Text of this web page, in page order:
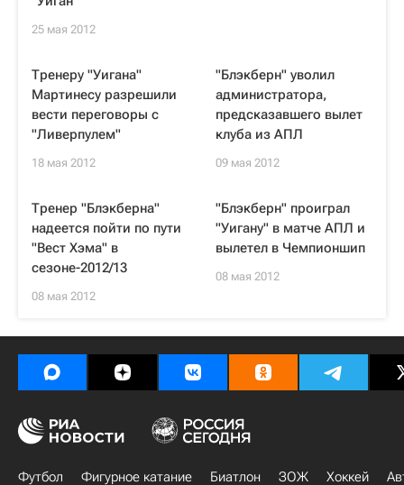
25 мая 2012
Тренеру "Уигана"
Мартинесу разрешили
вести переговоры с
"Ливерпулем"
18 мая 2012
"Блэкберн" уволил
администратора,
предсказавшего вылет
клуба из АПЛ
09 мая 2012
Тренер "Блэкберна"
надеется пойти по пути
"Вест Хэма" в
сезоне-2012/13
08 мая 2012
"Блэкберн" проиграл
"Уигану" в матче АПЛ и
вылетел в Чемпионшип
08 мая 2012
Футбол Фигурное катание Биатлон ЗОЖ Хоккей